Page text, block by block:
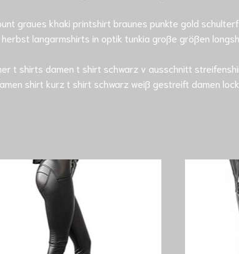
graues khaki printshirt braunes punkte gold
langarmshirts in optik tunkia große größen
t shirts damen t shirt schwarz v ausschnitt
shirt kurz t shirt schwarz weiß gestreift damen